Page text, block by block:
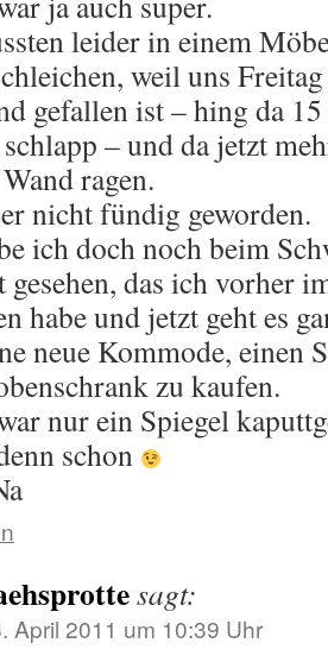
leider in einem
weil uns
gefallen ist – hing da
– und da jetzt
ragen.
nicht fündig geworden.
ich doch noch beim
gesehen, das ich vorher
habe und jetzt geht es
neue Kommode, einen
zu kaufen.
nur ein Spiegel
schon
sagt:
April 2011 um 10:39 Uhr